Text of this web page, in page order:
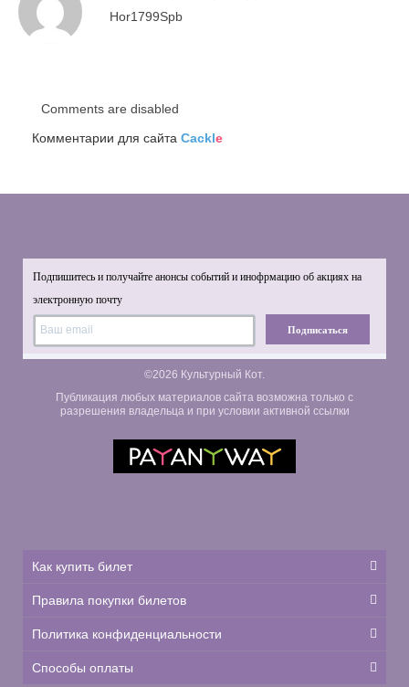
Hor1799Spb
Comments are disabled
Комментарии для сайта Cackle
Подпишитесь и получайте анонсы событий и инофрмацию об акциях на
электронную почту
Подписаться
©2026 Культурный Кот.
Публикация любых материалов сайта возможна только с
разрешения владельца и при условии активной ссылки
Как купить билет
Правила покупки билетов
Политика конфиденциальности
Способы оплаты